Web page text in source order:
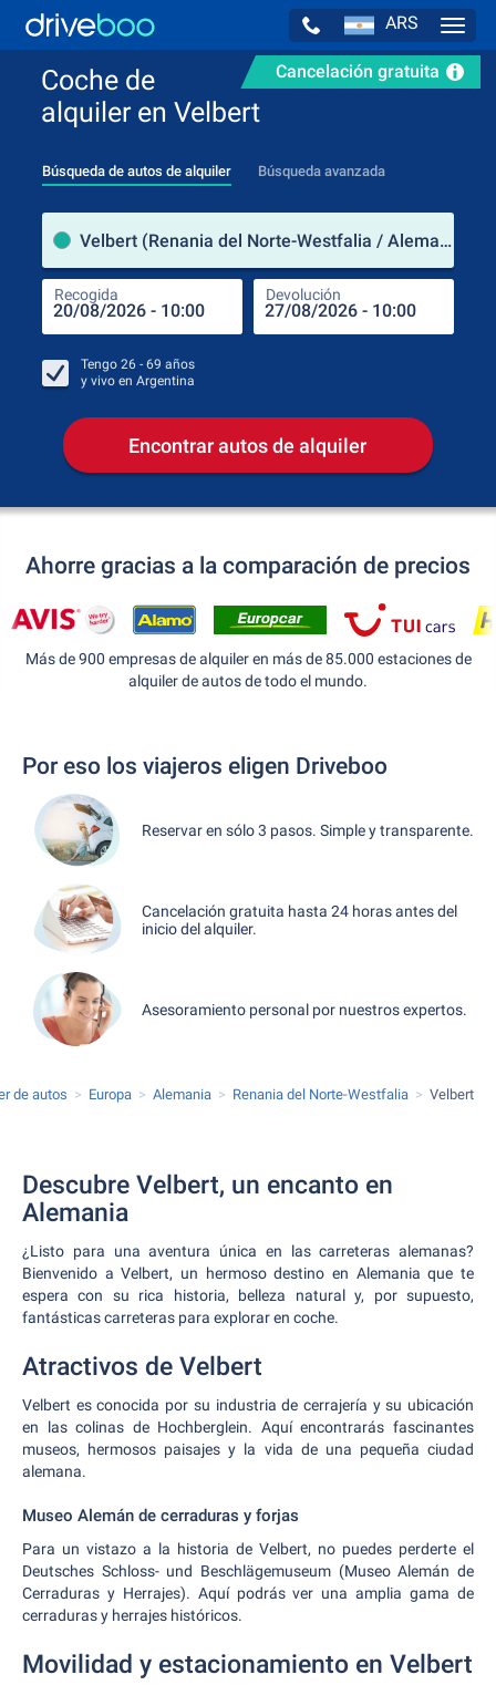
ARS
Cancelación gratuita
Coche de
alquiler en Velbert
Búsqueda de autos de alquiler Búsqueda avanzada
Velbert (Renania del Norte-Westfalia / Alemania)
Recogida Devolución
Tengo 26 - 69 años
y vivo en Argentina
Encontrar autos de alquiler
Ahorre gracias a la comparación de precios
Más de 900 empresas de alquiler en más de 85.000 estaciones de
alquiler de autos de todo el mundo.
Por eso los viajeros eligen Driveboo
Reservar en sólo 3 pasos. Simple y transparente.
Cancelación gratuita hasta 24 horas antes del
inicio del alquiler.
Asesoramiento personal por nuestros expertos.
de autos Europa Alemania Renania del Norte-Westfalia Velbert
Descubre Velbert, un encanto en
Alemania
¿Listo para una aventura única en las carreteras alemanas?
Bienvenido a Velbert, un hermoso destino en Alemania que te
espera con su rica historia, belleza natural y, por supuesto,
fantásticas carreteras para explorar en coche.
Atractivos de Velbert
Velbert es conocida por su industria de cerrajería y su ubicación
en las colinas de Hochberglein. Aquí encontrarás fascinantes
museos, hermosos paisajes y la vida de una pequeña ciudad
alemana.
Museo Alemán de cerraduras y forjas
Para un vistazo a la historia de Velbert, no puedes perderte el
Deutsches Schloss- und Beschlägemuseum (Museo Alemán de
Cerraduras y Herrajes). Aquí podrás ver una amplia gama de
cerraduras y herrajes históricos.
Movilidad y estacionamiento en Velbert